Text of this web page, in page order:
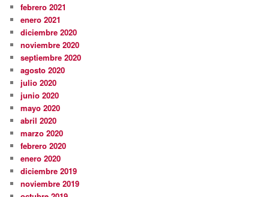
febrero 2021
enero 2021
diciembre 2020
noviembre 2020
septiembre 2020
agosto 2020
julio 2020
junio 2020
mayo 2020
abril 2020
marzo 2020
febrero 2020
enero 2020
diciembre 2019
noviembre 2019